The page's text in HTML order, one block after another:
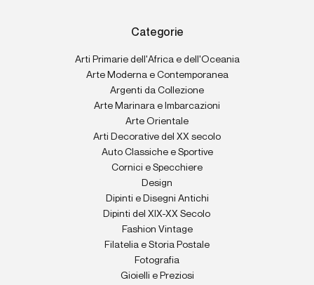
Categorie
Arti Primarie dell'Africa e dell'Oceania
Arte Moderna e Contemporanea
Argenti da Collezione
Arte Marinara e Imbarcazioni
Arte Orientale
Arti Decorative del XX secolo
Auto Classiche e Sportive
Cornici e Specchiere
Design
Dipinti e Disegni Antichi
Dipinti del XIX-XX Secolo
Fashion Vintage
Filatelia e Storia Postale
Fotografia
Gioielli e Preziosi